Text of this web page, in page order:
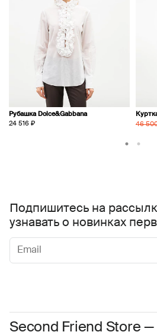
Рубашка Dolce&Gabbana
24 516 ₽
46
Second Friend Store —
Подпишитесь на
узнавать о новинках
Соглашаюсь с условиями